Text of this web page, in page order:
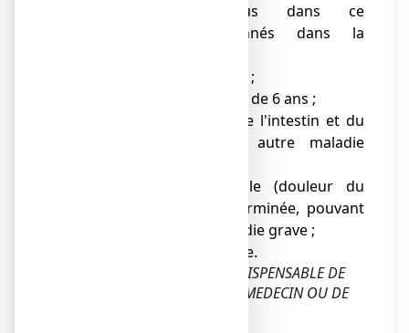
composants contenus dans ce
médicament, mentionnés dans la
● déshydratation sévère ;
● chez l'enfant de moins de 6 ans ;
● certaines maladies de l'intestin et du
colon (recto-colite et autre maladie
● douleur abdominale (douleur du
ventre) d’origine indéterminée, pouvant
être le signe d’une maladie grave ;
● constipation chronique.
EN CAS DE DOUTE, IL EST INDISPENSABLE DE
DEMANDER L'AVIS DE VOTRE MEDECIN OU DE